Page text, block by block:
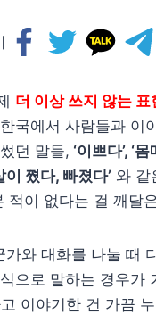
더 이상 쓰지 않는 표
국에서 사람들과 이
던 말들, ‘이쁘다’, ‘
이 쪘다, 빠졌다’ 와 같
적이 없다는 걸 깨달
가와 대화를 나눌 때
으로 말하는 경우가
고 이야기한 건 가끔